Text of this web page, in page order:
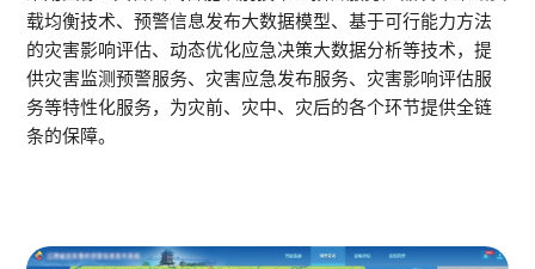
载均衡技术、预警信息发布大数据模型、基于可行能力方法
的灾害影响评估、动态优化应急决策大数据分析等技术，提
供灾害监测预警服务、灾害应急发布服务、灾害影响评估服
务等特性化服务，为灾前、灾中、灾后的各个环节提供全链
条的保障。